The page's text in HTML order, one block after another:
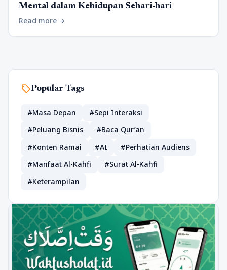
Mental dalam Kehidupan Sehari-hari
Read more arrow_forward
sellPopular Tags
#Masa Depan
#Sepi Interaksi
#Peluang Bisnis
#Baca Qur’an
#Konten Ramai
#AI
#Perhatian Audiens
#Manfaat Al-Kahfi
#Surat Al-Kahfi
#Keterampilan